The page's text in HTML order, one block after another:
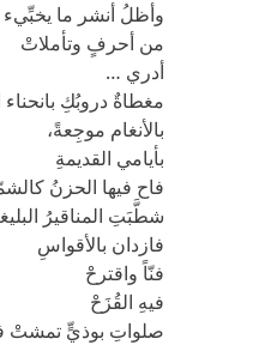
وأظلُ أنشر ما
من أحرفٍ وتأملاتْ
أدري …
مغطاةٌ دروبُكِ
بالأنغام موجِعةً،
بأيامي القديمةِ
فاح فيها الحزنُ
شطَّبَتِ المناقيرُ
فازدان بالأقواسِ
فنّاً واقترحْ
فيهِ القُزَحْ
صلواتِ بوذيٍّ تمشتْ